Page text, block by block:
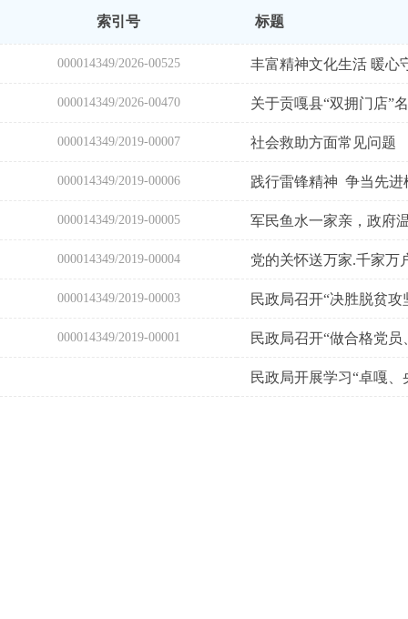
索引号 标题
000014349/2026-00525 丰富精神文化生活 暖心
000014349/2026-00470 关于贡嘎县“双拥门店”
000014349/2019-00007 社会救助方面常见问题
000014349/2019-00006 践行雷锋精神 争当先进
000014349/2019-00005 军民鱼水一家亲，政府
000014349/2019-00004 党的关怀送万家.千家万
000014349/2019-00003 民政局召开“决胜脱贫
000014349/2019-00001 民政局召开“做合格党